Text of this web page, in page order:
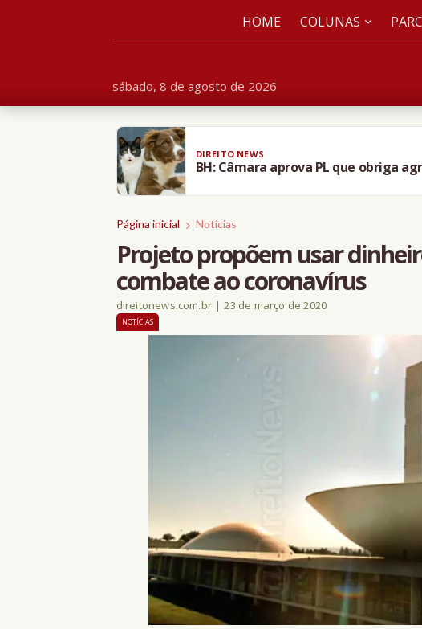
sábado, 8 de agosto de 2026
HOME COLUNAS
DIREITO NEWS
BH: Câmara aprova PL que obriga
Página inicial Notícias
Projeto propõem usar
combate ao coronavírus
direitonews.com.br | 23 de março de 2020
NOTÍCIAS